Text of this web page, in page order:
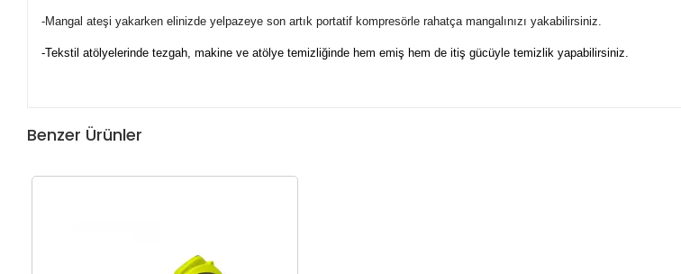
-Mangal ateşi yakarken elinizde yelpazeye son artık portatif kompresörle rahatça mangalınızı yakabilirsiniz.
-Tekstil atölyelerinde tezgah, makine ve atölye temizliğinde hem emiş hem de itiş gücüyle temizlik yapabilirsiniz.
Benzer Ürünler